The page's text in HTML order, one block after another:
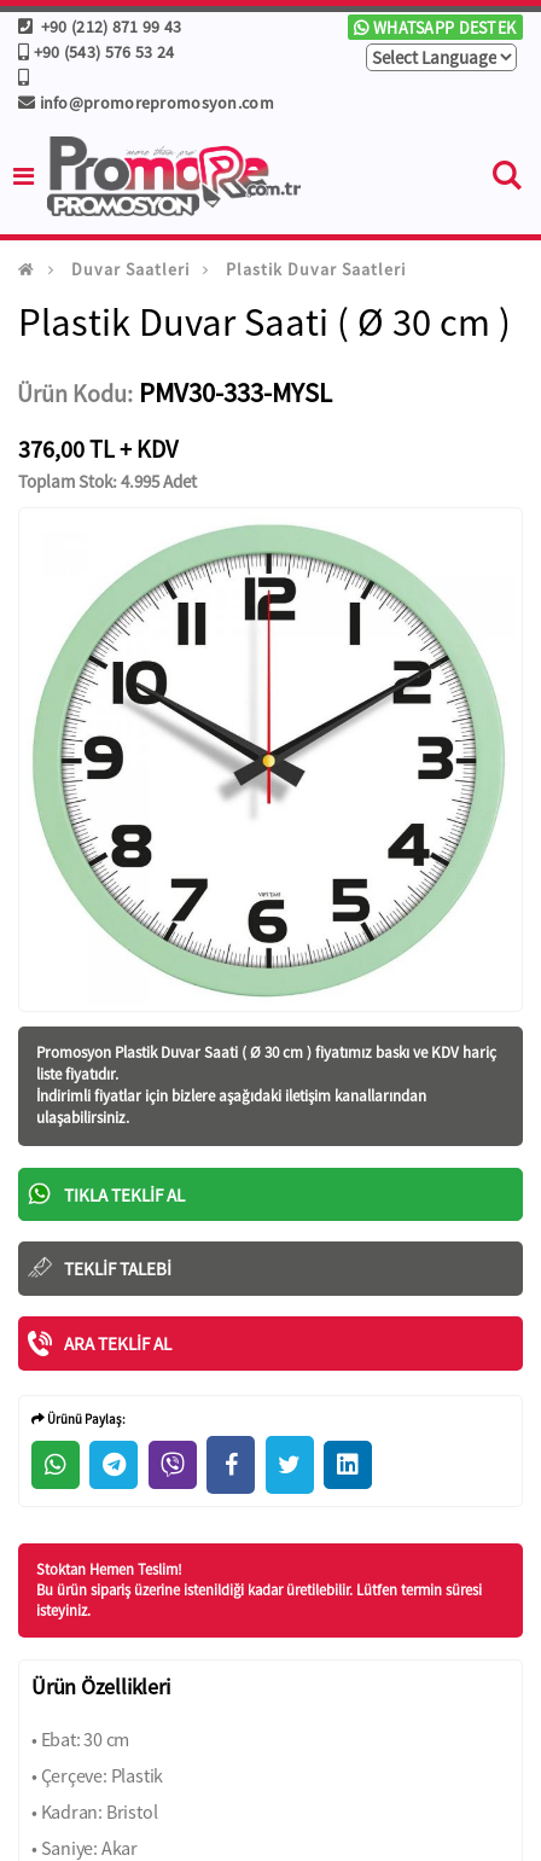
+90 (212) 871 99 43
+90 (543) 576 53 24
info@promorepromosyon.com
WHATSAPP DESTEK
Duvar Saatleri Plastik Duvar Saatleri
Plastik Duvar Saati ( Ø 30 cm )
Ürün Kodu: PMV30-333-MYSL
376,00 TL + KDV
Toplam Stok: 4.995 Adet
Promosyon Plastik Duvar Saati ( Ø 30 cm ) fiyatımız baskı ve KDV hariç
liste fiyatıdır.
İndirimli fiyatlar için bizlere aşağıdaki iletişim kanallarından
ulaşabilirsiniz.
TIKLA TEKLIF AL
TEKLIF TALEBI
ARA TEKLIF AL
Ürünü Paylaş:
Stoktan Hemen Teslim!
Bu ürün sipariş üzerine istenildiği kadar üretilebilir. Lütfen termin süresi
isteyiniz.
Ürün Özellikleri
• Ebat: 30 cm
• Çerçeve: Plastik
• Kadran: Bristol
• Saniye: Akar